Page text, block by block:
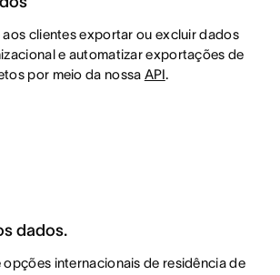
aos clientes exportar ou excluir dados
e automatizar exportações de
por meio da nossa API.
dados.
opções internacionais de residência de